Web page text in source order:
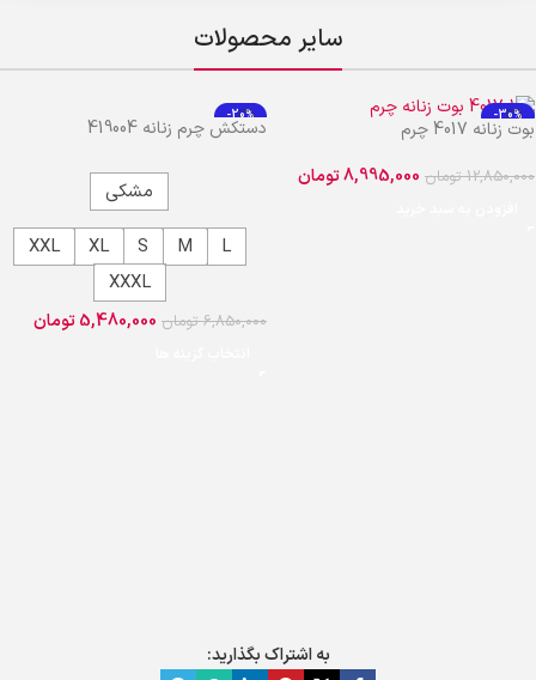
سایر محصولات
-30%
بوت زنانه 4017 چرم
12,850,000 تومان 8,995,000تومان
-20%
دستکش چرم زنانه 419004
مشکی
L
M
S
XL
XXL
XXXL
6,850,000 تومان 5,480,000تومان
به اشتراک بگذارید: